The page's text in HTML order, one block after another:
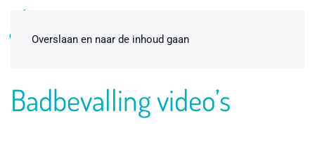
Overslaan en naar de inhoud gaan
Badbevalling video’s